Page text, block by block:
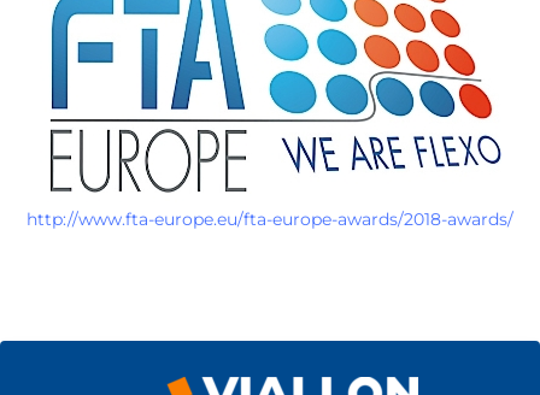
http://www.fta-europe.eu/fta-europe-awards/2018-awards/